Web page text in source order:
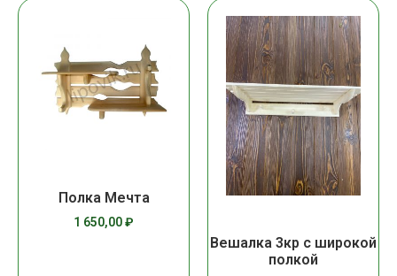
Полка Мечта
1 650,00₽
Вешалка 3кр с широкой
полкой